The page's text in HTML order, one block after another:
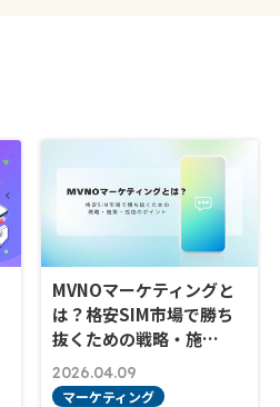
MVNOマーケティングと
は？格安SIM市場で勝ち
抜くための戦略・施…
2026.04.09
マーケティング